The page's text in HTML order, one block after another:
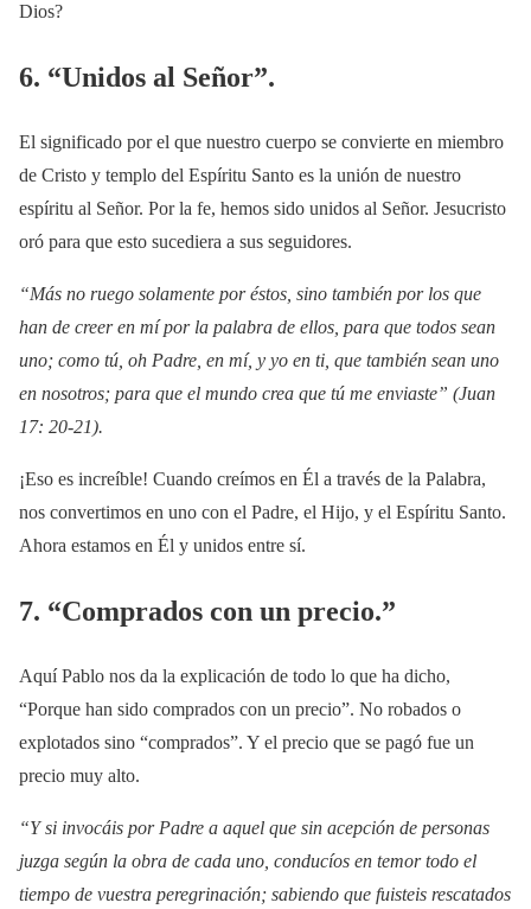
Dios?
6. “Unidos al Señor”.
El significado por el que nuestro cuerpo se convierte en miembro
de Cristo y templo del Espíritu Santo es la unión de nuestro
espíritu al Señor. Por la fe, hemos sido unidos al Señor. Jesucristo
oró para que esto sucediera a sus seguidores.
“Más no ruego solamente por éstos, sino también por los que
han de creer en mí por la palabra de ellos, para que todos sean
uno; como tú, oh Padre, en mí, y yo en ti, que también sean uno
en nosotros; para que el mundo crea que tú me enviaste” (Juan
17: 20-21).
¡Eso es increíble! Cuando creímos en Él a través de la Palabra,
nos convertimos en uno con el Padre, el Hijo, y el Espíritu Santo.
Ahora estamos en Él y unidos entre sí.
7. “Comprados con un precio.”
Aquí Pablo nos da la explicación de todo lo que ha dicho,
“Porque han sido comprados con un precio”. No robados o
explotados sino “comprados”. Y el precio que se pagó fue un
precio muy alto.
“Y si invocáis por Padre a aquel que sin acepción de personas
juzga según la obra de cada uno, conducíos en temor todo el
tiempo de vuestra peregrinación; sabiendo que fuisteis rescatados